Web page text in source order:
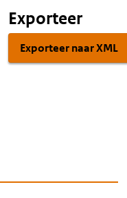
Exporteer
Exporteer naar XML